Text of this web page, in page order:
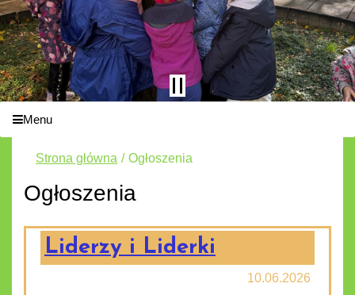
Menu
Strona główna Ogłoszenia
Ogłoszenia
Liderzy i Liderki
10.06.2026